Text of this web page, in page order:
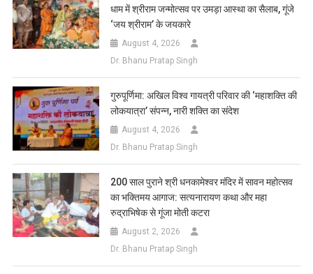
धाम में श्रीराम जन्मोत्सव पर उमड़ा आस्था का सैलाब, गूंजे
‘जय श्रीराम’ के जयकारे
August 4, 2026
Dr. Bhanu Pratap Singh
गुरुपूर्णिमा: अखिल विश्व गायत्री परिवार की ‘महाशक्ति की
लोकयात्रा’ संपन्न, नारी शक्ति का संदेश
August 4, 2026
Dr. Bhanu Pratap Singh
200 साल पुराने श्री धनकामेश्वर मंदिर में सावन महोत्सव
का भक्तिमय आगाज: सत्यनारायण कथा और महा
रुद्राभिषेक से गूंजा मोती कटरा
August 2, 2026
Dr. Bhanu Pratap Singh